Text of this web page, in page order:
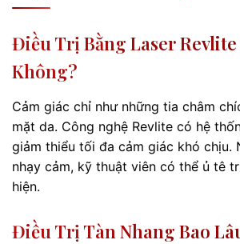
Điều Trị Bằng Laser
Không?
Cảm giác chỉ như những tia châm
mặt da. Công nghệ Revlite có hệ
giảm thiểu tối đa cảm giác khó chịu.
nhạy cảm, kỹ thuật viên có thể ủ tê
hiện.
Điều Trị Tàn Nhang Bao